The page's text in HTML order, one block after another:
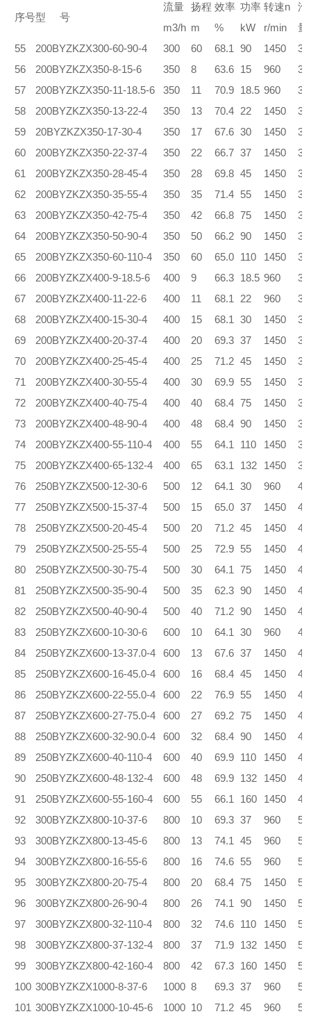
序号型 号
流量
m3/h
扬程
m
效率
%
功率
kW
转速n
r/min
汽
量
55
200BYZKZX300-60-90-4 300 60 68.1 90 1450
3.0
56
200BYZKZX350-8-15-6 350 8 63.6 15 960
3.0
57
200BYZKZX350-11-18.5-6 350 11 70.9 18.5 960
3.0
58
200BYZKZX350-13-22-4 350 13 70.4 22 1450
3.0
59
20BYZKZX350-17-30-4 350 17 67.6 30 1450
3.0
60
200BYZKZX350-22-37-4 350 22 66.7 37 1450
3.0
61
200BYZKZX350-28-45-4 350 28 69.8 45 1450
3.0
62
200BYZKZX350-35-55-4 350 35 71.4 55 1450
3.0
63
200BYZKZX350-42-75-4 350 42 66.8 75 1450
3.0
64
200BYZKZX350-50-90-4 350 50 66.2 90 1450
3.0
65
200BYZKZX350-60-110-4 350 60 65.0 110 1450
3.0
66
200BYZKZX400-9-18.5-6 400 9 66.3 18.5 960
3.0
67
200BYZKZX400-11-22-6 400 11 68.1 22 960
3.0
68
200BYZKZX400-15-30-4 400 15 68.1 30 1450
3.0
69
200BYZKZX400-20-37-4 400 20 69.3 37 1450
3.0
70
200BYZKZX400-25-45-4 400 25 71.2 45 1450
3.0
71
200BYZKZX400-30-55-4 400 30 69.9 55 1450
3.0
72
200BYZKZX400-40-75-4 400 40 68.4 75 1450
3.0
73
200BYZKZX400-48-90-4 400 48 68.4 90 1450
3.0
74
200BYZKZX400-55-110-4 400 55 64.1 110 1450
3.0
75
200BYZKZX400-65-132-4 400 65 63.1 132 1450
3.0
76
250BYZKZX500-12-30-6 500 12 64.1 30 960
4.0
77
250BYZKZX500-15-37-4 500 15 65.0 37 1450
4.0
78
250BYZKZX500-20-45-4 500 20 71.2 45 1450
4.0
79
250BYZKZX500-25-55-4 500 25 72.9 55 1450
4.0
80
250BYZKZX500-30-75-4 500 30 64.1 75 1450
4.0
81
250BYZKZX500-35-90-4 500 35 62.3 90 1450
4.0
82
250BYZKZX500-40-90-4 500 40 71.2 90 1450
4.0
83
250BYZKZX600-10-30-6 600 10 64.1 30 960
4.0
84
250BYZKZX600-13-37.0-4 600 13 67.6 37 1450
4.0
85
250BYZKZX600-16-45.0-4 600 16 68.4 45 1450
4.0
86
250BYZKZX600-22-55.0-4 600 22 76.9 55 1450
4.0
87
250BYZKZX600-27-75.0-4 600 27 69.2 75 1450
4.0
88
250BYZKZX600-32-90.0-4 600 32 68.4 90 1450
4.0
89
250BYZKZX600-40-110-4 600 40 69.9 110 1450
4.0
90
250BYZKZX600-48-132-4 600 48 69.9 132 1450
4.0
91
250BYZKZX600-55-160-4 600 55 66.1 160 1450
4.0
92
300BYZKZX800-10-37-6 800 10 69.3 37 960
5.0
93
300BYZKZX800-13-45-6 800 13 74.1 45 960
5.0
94
300BYZKZX800-16-55-6 800 16 74.6 55 960
5.0
95
300BYZKZX800-20-75-4 800 20 68.4 75 1450
5.0
96
300BYZKZX800-26-90-4 800 26 74.1 90 1450
5.0
97
300BYZKZX800-32-110-4 800 32 74.6 110 1450
5.0
98
300BYZKZX800-37-132-4 800 37 71.9 132 1450
5.0
99
300BYZKZX800-42-160-4 800 42 67.3 160 1450
5.0
100 300BYZKZX1000-8-37-6 1000 8 69.3 37 960
5.0
101 300BYZKZX1000-10-45-6 1000 10 71.2 45 960
5.0